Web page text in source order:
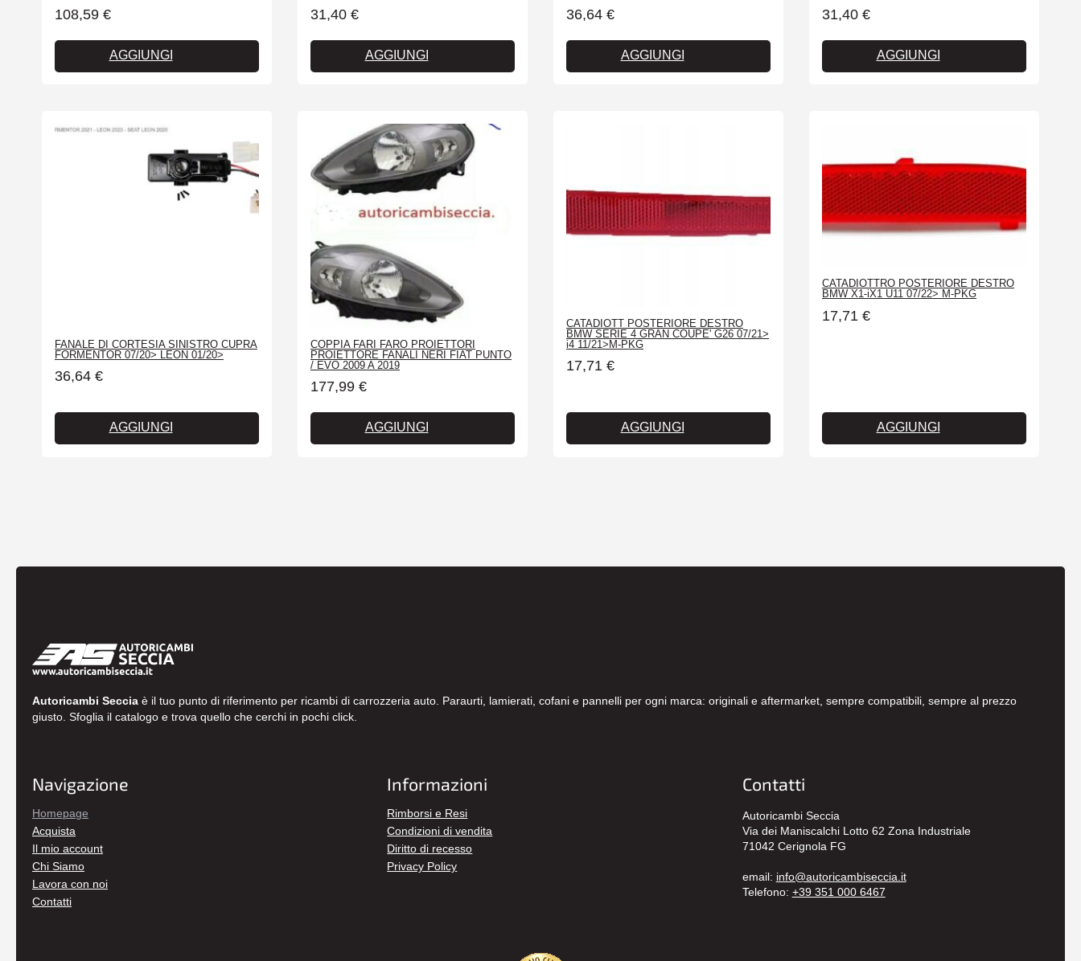
108,59 €
AGGIUNGI
31,40 €
AGGIUNGI
36,64 €
AGGIUNGI
31,40 €
AGGIUNGI
FANALE DI CORTESIA SINISTRO CUPRA
FORMENTOR 07/20> LEON 01/20>
36,64 €
AGGIUNGI
COPPIA FARI FARO PROIETTORI
PROIETTORE FANALI NERI FIAT PUNTO
/ EVO 2009 A 2019
177,99 €
AGGIUNGI
CATADIOTT POSTERIORE DESTRO
BMW SERIE 4 GRAN COUPE' G26 07/21>
i4 11/21>M-PKG
17,71 €
AGGIUNGI
CATADIOTTRO POSTERIORE DESTRO
BMW X1-iX1 U11 07/22> M-PKG
17,71 €
AGGIUNGI
Autoricambi Seccia è il tuo punto di riferimento per ricambi di carrozzeria auto. Paraurti, lamierati, cofani e pannelli per ogni marca: originali e aftermarket, sempre compatibili, sempre al prezzo
giusto. Sfoglia il catalogo e trova quello che cerchi in pochi click.
Navigazione
Homepage
Acquista
Il mio account
Chi Siamo
Lavora con noi
Contatti
Informazioni
Rimborsi e Resi
Condizioni di vendita
Diritto di recesso
Privacy Policy
Contatti
Autoricambi Seccia
Via dei Maniscalchi Lotto 62 Zona Industriale
71042 Cerignola FG
email: info@autoricambiseccia.it
Telefono: +39 351 000 6467